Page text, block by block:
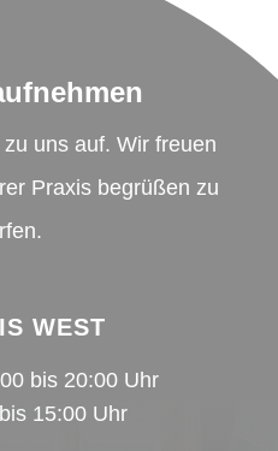
uns auf. Wir freuen
Praxis begrüßen zu
WEST
bis 20:00 Uhr
15:00 Uhr